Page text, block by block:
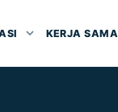
KERJA SAMA